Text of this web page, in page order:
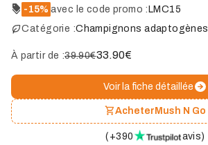
-15% avec le code promo :LMC15
Catégorie :Champignons adaptogènes
À partir de :39.90€33.90€
Voir la fiche détaillée
Acheter Mush N Go
( +390 avis)